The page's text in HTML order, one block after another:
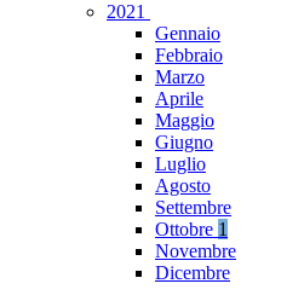
2021
Gennaio
Febbraio
Marzo
Aprile
Maggio
Giugno
Luglio
Agosto
Settembre
Ottobre 1
Novembre
Dicembre